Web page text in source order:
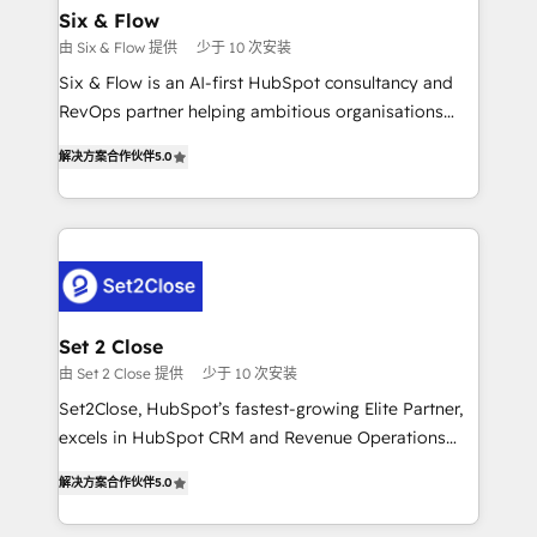
Certified
Empiezas a ver resultados antes de que termine el
mes. 🏆 HubSpot Partner of the Year 2022, máximo
reconocimiento del ecosistema. Elite Solutions
Partner, el nivel más alto. +700 clientes
Hospital ABC, Hogares Unión, Yves Rocher,
MacStore, Café Britt, Bella Piel, confiaron en
respuestas para empezar. Te ayudamos a identificar
el primer caso de uso que más impacto te dará.
días.
Six & Flow
由 Six & Flow 提供 少于 10 次安装
Six & Flow is an AI-first HubSpot consultancy and
RevOps partner helping ambitious organisations
Operating across the UK, Netherlands, Ireland, and
Canada, we’ve delivered thousands of successful
HubSpot projects for mid-market and enterprise
combine HubSpot, data, and AI to design connected
go-to-market systems that align people, process,
and technology for predictable, scalable revenue
growth. Our expertise spans RevOps, CRM and data
architecture, AI enablement, and strategic marketing,
delivered through our proprietary FLAIR framework
Partner and ISO 27001:2022 certified consultancy,
we blend strategy, creativity, and technology to help
解决方案合作伙伴5.0
Set 2 Close
由 Set 2 Close 提供 少于 10 次安装
Set2Close, HubSpot’s fastest-growing Elite Partner,
excels in HubSpot CRM and Revenue Operations
As a top HubSpot Elite Partner, we specialize in
custom HubSpot CRM solutions. Our experts design,
解决方案合作伙伴5.0